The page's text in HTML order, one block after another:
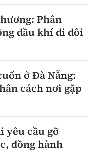
Phân
dầu khí đi đôi
ở Đà Nẵng:
cách nơi gặp
yêu cầu gỡ
đồng hành